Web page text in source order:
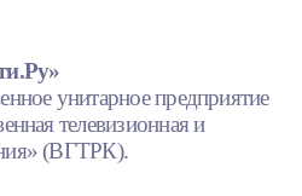
унитарное предприятие
телевизионная и
(ВГТРК).